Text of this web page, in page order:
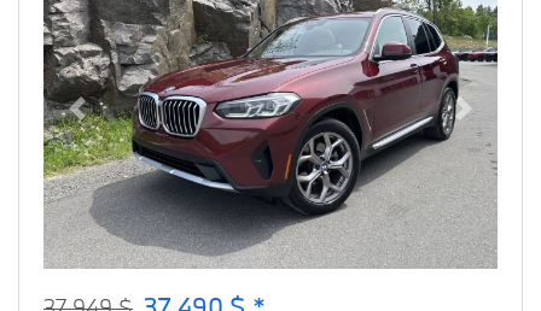
Previous Next